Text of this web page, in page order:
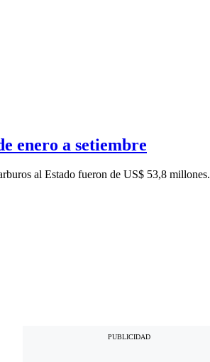
enero a setiembre
al Estado fueron de US$ 53,8 millones.